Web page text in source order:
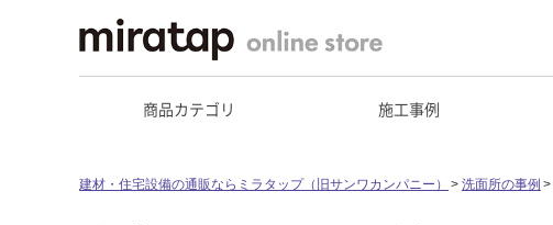
商品カテゴリ 施工事例
建材・住宅設備の通販ならミラタップ（旧サンワカンパニー） 洗面所の事例